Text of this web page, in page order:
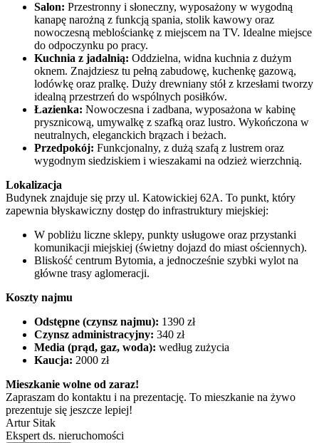
Salon: Przestronny i słoneczny, wyposażony w wygodną
kanapę narożną z funkcją spania, stolik kawowy oraz
nowoczesną meblościankę z miejscem na TV. Idealne miejsce
do odpoczynku po pracy.
Kuchnia z jadalnią: Oddzielna, widna kuchnia z dużym
oknem. Znajdziesz tu pełną zabudowę, kuchenkę gazową,
lodówkę oraz pralkę. Duży drewniany stół z krzesłami tworzy
idealną przestrzeń do wspólnych posiłków.
Łazienka: Nowoczesna i zadbana, wyposażona w kabinę
prysznicową, umywalkę z szafką oraz lustro. Wykończona w
neutralnych, eleganckich brązach i beżach.
Przedpokój: Funkcjonalny, z dużą szafą z lustrem oraz
wygodnym siedziskiem i wieszakami na odzież wierzchnią.
Lokalizacja
Budynek znajduje się przy ul. Katowickiej 62A. To punkt, który
zapewnia błyskawiczny dostęp do infrastruktury miejskiej:
W pobliżu liczne sklepy, punkty usługowe oraz przystanki
komunikacji miejskiej (świetny dojazd do miast ościennych).
Bliskość centrum Bytomia, a jednocześnie szybki wylot na
główne trasy aglomeracji.
Koszty najmu
Odstępne (czynsz najmu): 1390 zł
Czynsz administracyjny: 340 zł
Media (prąd, gaz, woda): według zużycia
Kaucja: 2000 zł
Mieszkanie wolne od zaraz!
Zapraszam do kontaktu i na prezentację. To mieszkanie na żywo
prezentuje się jeszcze lepiej!
Artur Sitak
Ekspert ds. nieruchomości